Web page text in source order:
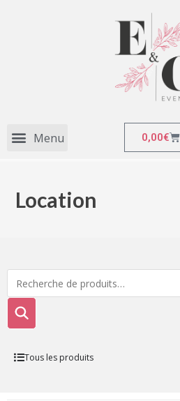
0,00€
Location
Tous les produits